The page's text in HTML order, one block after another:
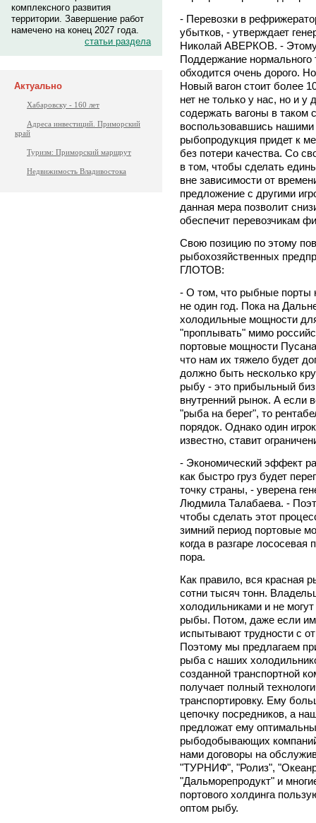
комплексного развития
территории. Завершение работ
намечено на конец 2027 года.
статьи раздела
Актуально
Хабаровску - 160 лет
Адреса инвестиций. Приморский
край
Туризм: Приморский маршрут
Недвижимость Владивостока
- Перевозки в
убытков, - утверждает
Николай АВЕРКОВ. - Этому
Поддержание нормального
обходится очень дорого.
Новый вагон стоит более
нет не только у нас, но и у
содержать вагоны в таком
воспользовавшись нашими
рыбопродукция придет к
без потери качества. Со
в том, чтобы сделать
вне зависимости от
предложение с другими
данная мера позволит
обеспечит перевозчикам
Свою позицию по этому
рыбохозяйственных
ГЛОТОВ:
- О том, что рыбные порты
не один год. Пока на
холодильные мощности
"проплывать" мимо
портовые мощности
что нам их тяжело будет
должно быть несколько
рыбу - это прибыльный
внутренний рынок. А если
"рыба на берег", то
порядок. Однако один
известно, ставит
- Экономический эффект
как быстро груз будет
точку страны, - уверена
Людмила Талабаева. -
чтобы сделать этот
зимний период портовые
когда в разгаре лососевая
пора.
Как правило, вся красная
сотни тысяч тонн.
холодильниками и не
рыбы. Потом, даже если им
испытывают трудности с
Поэтому мы предлагаем
рыба с наших
созданной транспортной
получает полный
транспортировку. Ему
цепочку посредников, а
предложат ему
рыбодобывающих
нами договоры на
"ТУРНИФ", "Ролиз",
"Дальморепродукт" и
портового холдинга
оптом рыбу.